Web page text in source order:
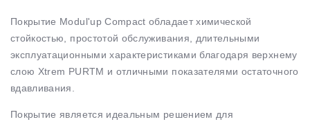
Покрытие Modul'up Compact обладает химической
стойкостью, простотой обслуживания, длительными
эксплуатационными характеристиками благодаря верхнему
слою Xtrem PURTM и отличными показателями остаточного
вдавливания.
Покрытие является идеальным решением для